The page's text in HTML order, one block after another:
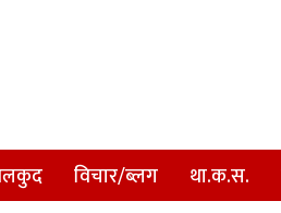
विचार/ब्लग था.क.स.